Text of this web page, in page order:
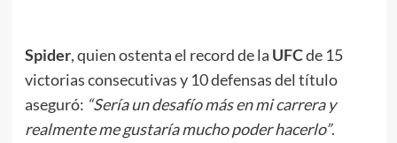
Spider, quien ostenta el record de la UFCde 15
victorias consecutivas y 10 defensas del título
aseguró: “Sería un desafío más en mi carrera y
realmente me gustaría mucho poder hacerlo”.